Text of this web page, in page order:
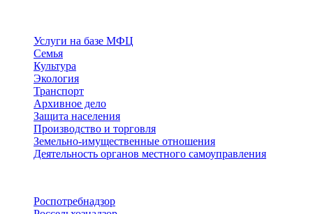
Услуги на базе МФЦ
Семья
Культура
Экология
Транспорт
Архивное дело
Защита населения
Производство и торговля
Земельно-имущественные отношения
Деятельность органов местного самоуправления
Роспотребнадзор